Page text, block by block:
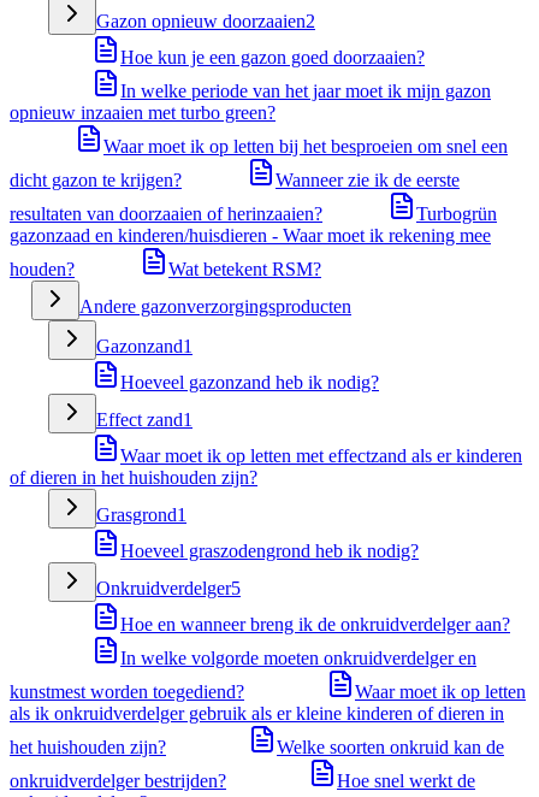
Gazon opnieuw doorzaaien2
Hoe kun je een gazon goed doorzaaien?
In welke periode van het jaar moet ik mijn gazon
opnieuw inzaaien met turbo green?
Waar moet ik op letten bij het besproeien om snel een
dicht gazon te krijgen?
Wanneer zie ik de eerste
resultaten van doorzaaien of herinzaaien?
Turbogrün
gazonzaad en kinderen/huisdieren - Waar moet ik rekening mee
houden?
Wat betekent RSM?
Andere gazonverzorgingsproducten
Gazonzand1
Hoeveel gazonzand heb ik nodig?
Effect zand1
Waar moet ik op letten met effectzand als er kinderen
of dieren in het huishouden zijn?
Grasgrond1
Hoeveel graszodengrond heb ik nodig?
Onkruidverdelger5
Hoe en wanneer breng ik de onkruidverdelger aan?
In welke volgorde moeten onkruidverdelger en
kunstmest worden toegediend?
Waar moet ik op letten
als ik onkruidverdelger gebruik als er kleine kinderen of dieren in
het huishouden zijn?
Welke soorten onkruid kan de
onkruidverdelger bestrijden?
Hoe snel werkt de